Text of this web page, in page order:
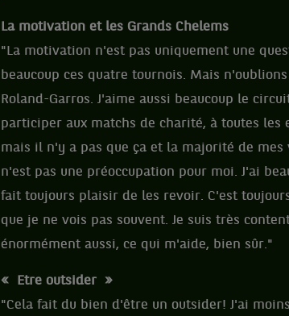
La motivation et les Grands Chelems
"La motivation n'est pas uniquement une
beaucoup ces quatre tournois. Mais
Roland-Garros. J'aime aussi beaucoup le
participer aux matchs de charité, à toutes les
mais il n'y a pas que ça et la majorité de
n'est pas une préoccupation pour moi. J'ai
fait toujours plaisir de les revoir. C'est
que je ne vois pas souvent. Je suis très
énormément aussi, ce qui m'aide, bien sûr."
« Etre outsider »
"Cela fait du bien d'être un outsider! J'ai